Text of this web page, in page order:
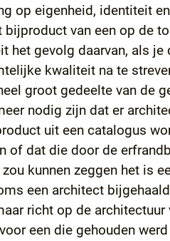
op eigenheid, identiteit
van een op de
gevolg daarvan, als
kwaliteit na te
groot gedeelte van de
nodig zijn dat er
uit een catalogus
of dat die door de
kunnen zeggen het is
een architect
richt op de
een die gehouden